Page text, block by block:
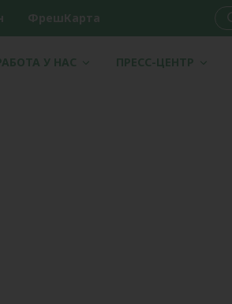
ФрешКарта
У НАС ПРЕСС-ЦЕНТР